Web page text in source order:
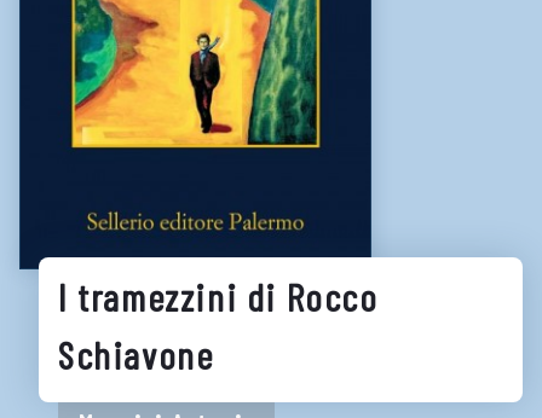
LINK UTILI
Biblioteche e cataloghi online
Consigli per la lettura
Gaming
Enti
I tramezzini di Rocco
Schiavone